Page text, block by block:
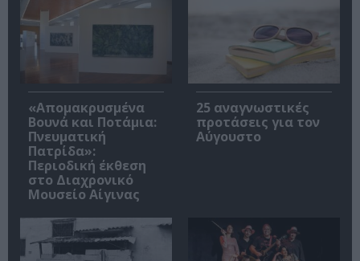
«Απομακρυσμένα
Βουνά και Ποτάμια:
Πνευματική
Πατρίδα»:
Περιοδική έκθεση
στο Διαχρονικό
Μουσείο Αίγινας
25 αναγνωστικές
προτάσεις για τον
Αύγουστο